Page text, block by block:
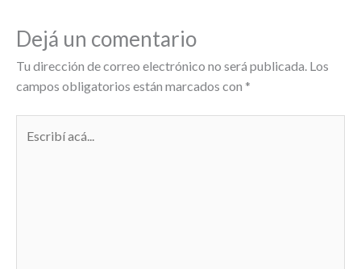
Dejá un comentario
Tu dirección de correo electrónico no será publicada. Los
campos obligatorios están marcados con *
acá...